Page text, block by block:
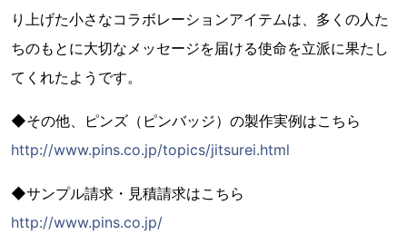
り上げた小さなコラボレーションアイテムは、多くの人た
ちのもとに大切なメッセージを届ける使命を立派に果たし
てくれたようです。
◆その他、ピンズ（ピンバッジ）の製作実例はこちら
http://www.pins.co.jp/topics/jitsurei.html
◆サンプル請求・見積請求はこちら
http://www.pins.co.jp/